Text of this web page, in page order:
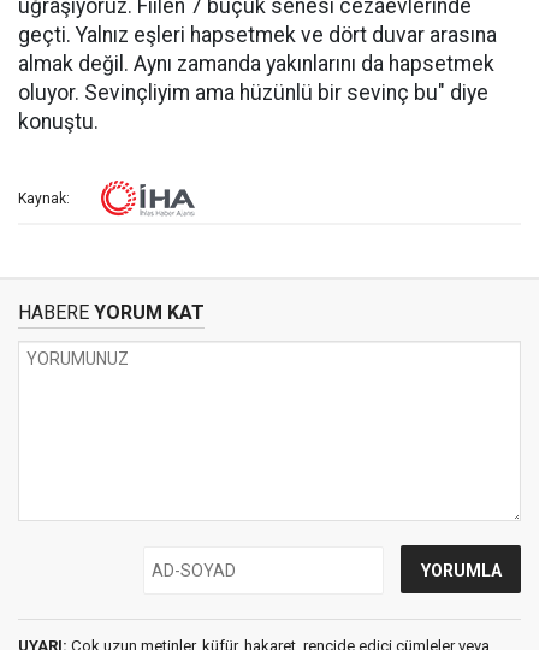
uğraşıyoruz. Fiilen 7 buçuk senesi cezaevlerinde
geçti. Yalnız eşleri hapsetmek ve dört duvar arasına
almak değil. Aynı zamanda yakınlarını da hapsetmek
oluyor. Sevinçliyim ama hüzünlü bir sevinç bu" diye
konuştu.
Kaynak:
HABERE YORUM KAT
UYARI: Çok uzun metinler, küfür, hakaret, rencide edici cümleler veya